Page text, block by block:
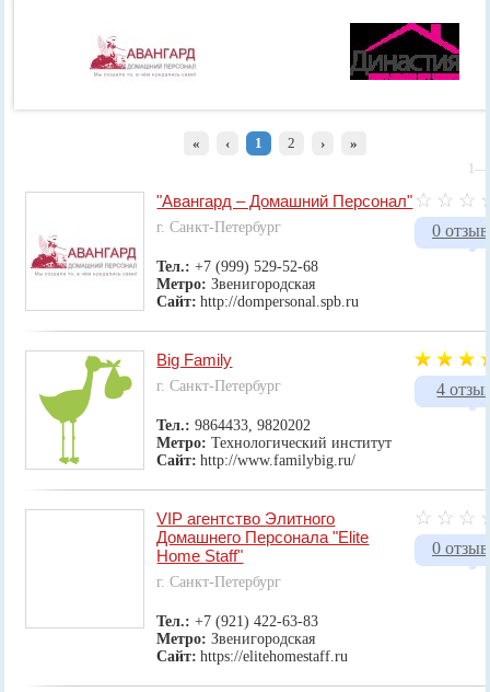
« ‹ 1 2 › »
0
"Авангард – Домашний Персонал"
г. Санкт-Петербург
Тел.:+7 (999) 529-52-68
Метро:Звенигородская
Сайт: http://dompersonal.spb.ru
4
Big Family
г. Санкт-Петербург
Тел.:9864433, 9820202
Метро:Технологический институт
Сайт: http://www.familybig.ru/
0
VIP агентство Элитного
Домашнего Персонала "Elite
Home Staff"
г. Санкт-Петербург
Тел.:+7 (921) 422-63-83
Метро:Звенигородская
Сайт: https://elitehomestaff.ru